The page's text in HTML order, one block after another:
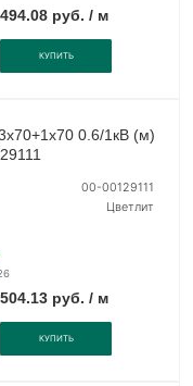
494.08 руб. / м
КУПИТЬ
0.6/1кВ (м)
00-00129111
Цветлит
504.13 руб. / м
КУПИТЬ